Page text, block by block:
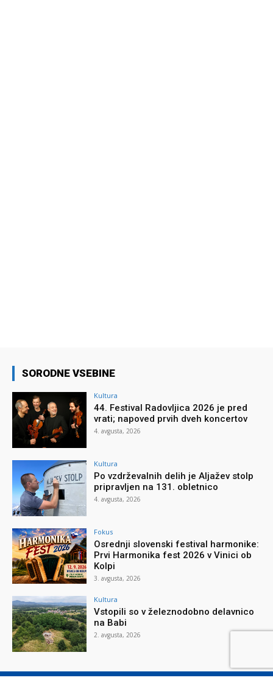
SORODNE VSEBINE
Kultura
44. Festival Radovljica 2026 je pred
vrati; napoved prvih dveh koncertov
4. avgusta, 2026
Kultura
Po vzdrževalnih delih je Aljažev stolp
pripravljen na 131. obletnico
4. avgusta, 2026
Fokus
Osrednji slovenski festival harmonike:
Prvi Harmonika fest 2026 v Vinici ob
Kolpi
3. avgusta, 2026
Kultura
Vstopili so v železnodobno delavnico
na Babi
2. avgusta, 2026